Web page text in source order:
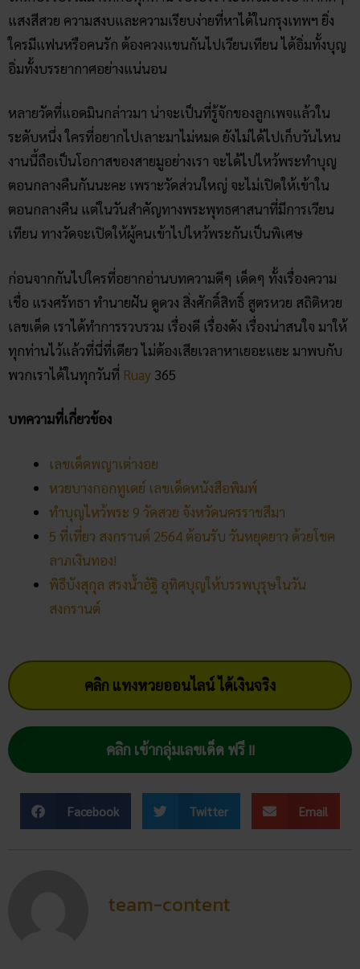
ก่อนจากกันไปใครที่อยากอ่านบทความดีๆ เด็ดๆ ทั้งเรื่องความ
เชื่อ แรงศรัทธา ทำนายฝัน ดูดวง สิ่งศักดิ์สิทธิ์ สูตรหวย สถิติหวย
ทุกท่านไว้แล้วที่นี่ที่เดียว ไม่ต้องเสียเวลาหาเยอะแยะ มาพบกับ
พวกเราได้ในทุกวันที่Ruay 365
บทความที่เกี่ยวข้อง
เลขเด็ดพญาเต่างอย
ทำบุญไหว้พระ 9 วัดสวย จังหวัดนครราชสีมา
5 ที่เที่ยว สงกรานต์ 2564 ต้อนรับ วันหยุดยาว ด้วยโชค
ลาภเงินทอง!
พิธีบังสุกุล สรงน้ำอัฐิ อุทิศบุญให้บรรพบุรุษในวัน
สงกรานต์
คลิก แทงหวยออนไลน์ ได้เงินจริง
คลิก เข้ากลุ่มเลขเด็ด ฟรี !!
Facebook Twitter Email
team-content
โพสต์ล่าสุด
สถิติหวยลาววันอังคาร วิเคราะห์
ตัวเลขมาแรง 3 ตัว 2 ตัว
สัปดาห์นี้
งาน การเงิน ความรัก พร้อมโชค